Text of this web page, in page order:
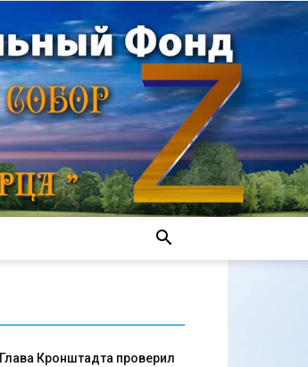
Глава Кронштадта проверил